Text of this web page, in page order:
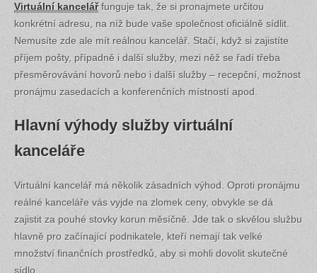
Virtuální kancelářfunguje tak, že si pronajmete určitou
konkrétní adresu, na níž bude vaše společnost oficiálně sídlit.
Nemusíte zde ale mít reálnou kancelář. Stačí, když si zajistíte
příjem pošty, případně i další služby, mezi něž se řadí třeba
přesměrovávání hovorů nebo i další služby – recepční, možnost
pronájmu zasedacích a konferenčních místností apod.
Hlavní výhody služby virtuální
kanceláře
Virtuální kancelář má několik zásadních výhod. Oproti pronájmu
reálné kanceláře vás vyjde na zlomek ceny, obvykle se dá
zajistit za pouhé stovky korun měsíčně. Jde tak o skvělou službu
hlavně pro začínající podnikatele, kteří nemají tak velké
množství finančních prostředků, aby si mohli dovolit skutečné
sídlo.